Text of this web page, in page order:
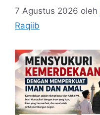
7 Agustus 2026 oleh
Raqiib